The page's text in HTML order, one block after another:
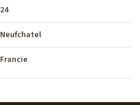
24
Neufchatel
Francie